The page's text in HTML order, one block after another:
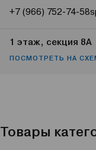
+7 (966) 752-74-58
1 этаж, секция 8А
ПОСМОТРЕТЬ НА
Товары